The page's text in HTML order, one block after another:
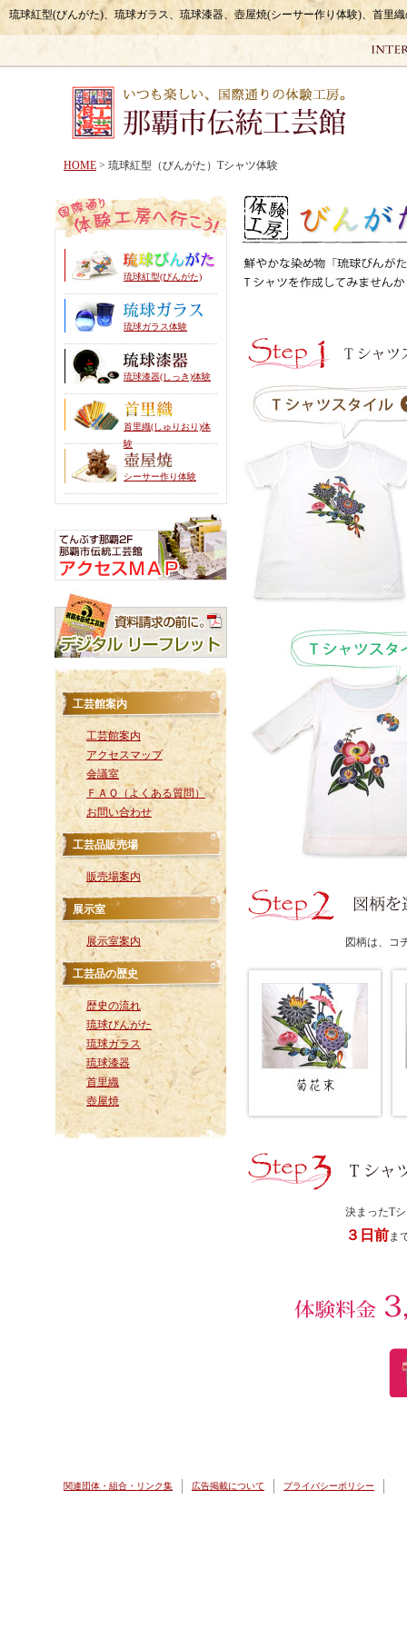
琉球紅型(びんがた)、琉球ガラス、琉球漆器、壺屋焼(シーサー作り体験)、首里
HOME > 琉球紅型（びんがた）Tシャツ体験
図柄は、コ
決まったT
３日前ま
琉球紅型(びんがた)
琉球ガラス体験
琉球漆器(しっき)体験
首里織(しゅりおり)体
験
シーサー作り体験
工芸館案内
工芸館案内
アクセスマップ
会議室
ＦＡＱ（よくある質問）
お問い合わせ
工芸品販売場
販売場案内
展示室
展示室案内
工芸品の歴史
歴史の流れ
琉球びんがた
琉球ガラス
琉球漆器
首里織
壺屋焼
関連団体・組合・リンク集 広告掲載について プライバシーポリシー